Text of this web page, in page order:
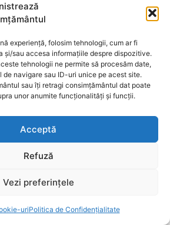
experiență, folosim tehnologii, cum ar fi
și/sau accesa informațiile despre dispozitive.
tehnologii ne permite să procesăm date,
de navigare sau ID-uri unice pe acest site.
sau îți retragi consimțământul dat poate
unor anumite funcționalități și funcții.
Acceptă
Refuză
Vezi preferințele
uriPolitica de Confidențialitate